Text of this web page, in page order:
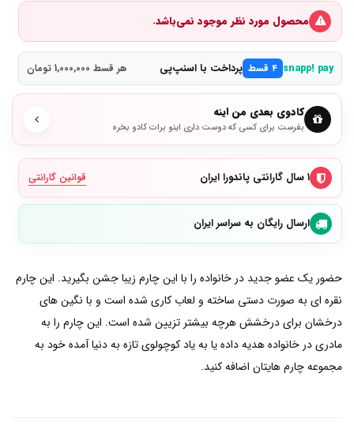
محصول مورد نظر موجود نمی‌باشد.
snapp! pay ۴ قسط پرداخت با اسنپ‌پی هر قسط 1,000,000 تومان
کادوی بعدی من اینه
بفرست برای کسی که دوست داری اینو برات کادو بخره
۱ سال گارانتی پاندورا ایران قوانین گارانتی
ارسال رایگان به سراسر ایران
حضور یک عضو جدید در خانواده را با این چارم زیبا جشن بگیرید. این چارم
نقره ای به صورت دستی ساخته و لعاب کاری شده است و با نگین های
درخشان برای درخشش هرچه بیشتر تزیین شده است. این چارم را به
مادری در خانواده هدیه داده یا به یاد کوچولوی تازه به دنیا آمده خود به
مجموعه چارم هایتان اضافه کنید.